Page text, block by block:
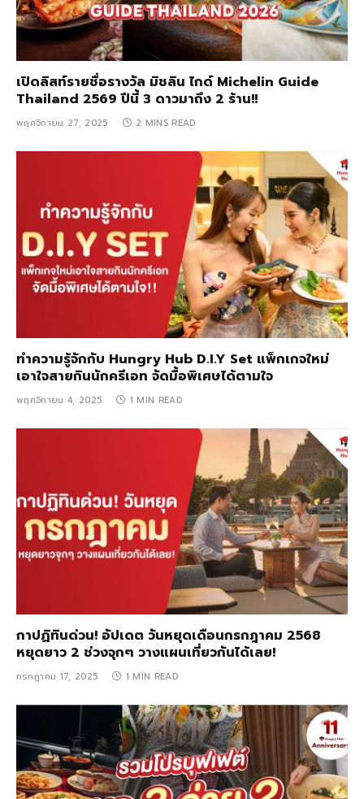
เปิดลิสท์รายชื่อรางวัล มิชลิน ไกด์ Michelin Guide
Thailand 2569 ปีนี้ 3 ดาวมาถึง 2 ร้าน!!
พฤศจิกายน 27, 2025 2 MINS READ
ทำความรู้จักกับ Hungry Hub D.I.Y Set แพ็กเกจใหม่
เอาใจสายกินนักครีเอท จัดมื้อพิเศษได้ตามใจ
พฤศจิกายน 4, 2025 1 MIN READ
กาปฏิทินด่วน! อัปเดต วันหยุดเดือนกรกฎาคม 2568
หยุดยาว 2 ช่วงจุกๆ วางแผนเที่ยวกันได้เลย!
กรกฎาคม 17, 2025 1 MIN READ